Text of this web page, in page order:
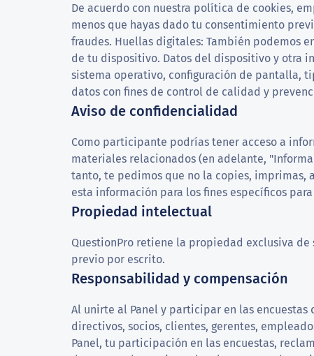
De acuerdo con nuestra política de cookies,
menos que hayas dado tu consentimiento
fraudes. Huellas digitales: También podemos
de tu dispositivo. Datos del dispositivo y otra
sistema operativo, configuración de pantalla,
datos con fines de control de calidad y
Aviso de confidencialidad
Como participante podrías tener acceso a
materiales relacionados (en adelante,
tanto, te pedimos que no la copies, imprimas,
esta información para los fines específicos
Propiedad intelectual
QuestionPro retiene la propiedad exclusiva
previo por escrito.
Responsabilidad y compensación
Al unirte al Panel y participar en las
directivos, socios, clientes, gerentes,
Panel, tu participación en las encuestas,